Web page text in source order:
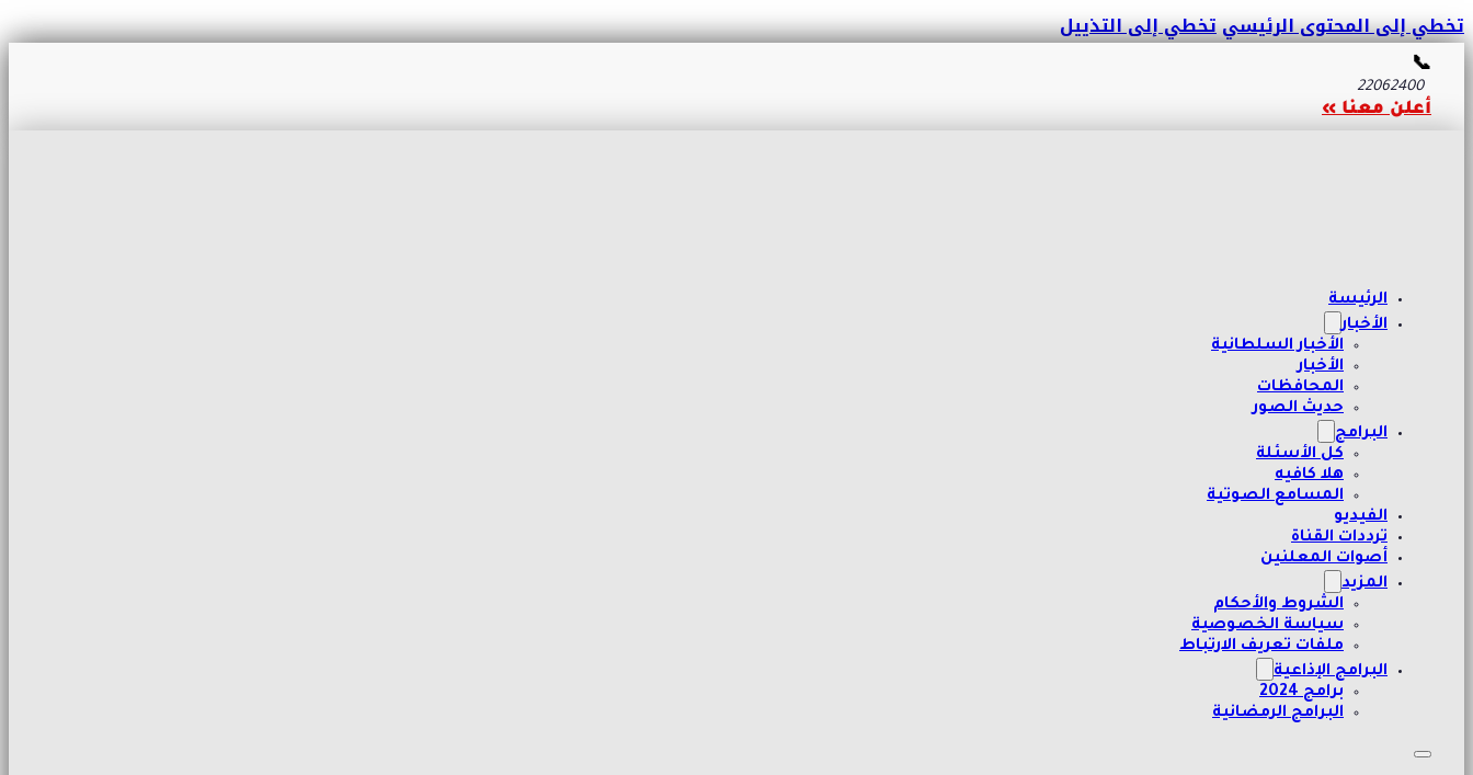
تخطي إلى المحتوى الرئيسيتخطي إلى التذييل
📞
22062400
أعلن معنا »
الرئيسة
الأخبار
الأخبار السلطانية
الأخبار
المحافظات
حديث الصور
البرامج
كل الأسئلة
هلا كافيه
المسامع الصوتية
الفيديو
ترددات القناة
أصوات المعلنين
المزيد
الشروط والأحكام
سياسة الخصوصية
ملفات تعريف الارتباط
البرامج الإذاعية
برامج 2024
البرامج الرمضانية